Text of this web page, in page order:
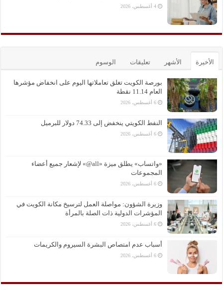
4 أغسطس، 2026
الأخيرة الأشهر تعليقات الوسوم
بورصة الكويت تغلق تعاملاتها اليوم على انخفاض مؤشرها
العام 11.14 نقطة
6 أغسطس، 2026
النفط الكويتي ينخفض إلى 74.33 دولار للبرميل
6 أغسطس، 2026
«واتساب» يطلق ميزة «all@» لإشعار جميع أعضاء
المجموعات
6 أغسطس، 2026
وزيرة الشؤون: مواصلة العمل لترسيخ مكانة الكويت في
المؤشرات الدولية ذات الصلة بالمرأة
6 أغسطس، 2026
أسباب عدم امتصاص البشرة السيروم والكريمات
6 أغسطس، 2026